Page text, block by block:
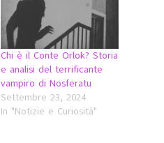
Chi è il Conte Orlok? Storia
e analisi del terrificante
vampiro di Nosferatu
Settembre 23, 2024
In "Notizie e Curiosità"